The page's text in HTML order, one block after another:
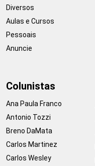
Diversos
Aulas e Cursos
Pessoais
Anuncie
Colunistas
Ana Paula Franco
Antonio Tozzi
Breno DaMata
Carlos Martinez
Carlos Wesley